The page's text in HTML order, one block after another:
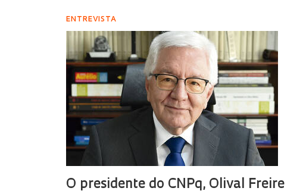
ENTREVISTA
O presidente do CNPq, Olival Freire